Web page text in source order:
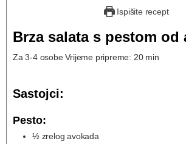
Ispišite recept
Brza salata s pestom od
Za 3-4 osobe Vrijeme pripreme: 20 min
Sastojci:
Pesto:
½ zrelog avokada